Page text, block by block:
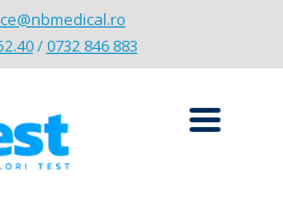
/0732 846 883